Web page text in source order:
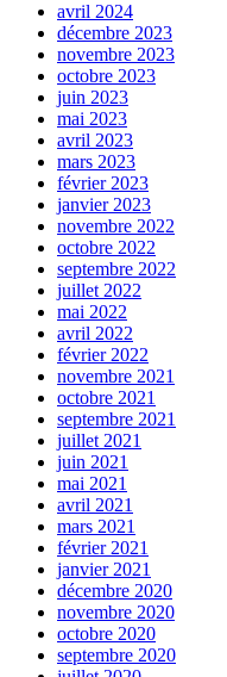
avril 2024
décembre 2023
novembre 2023
octobre 2023
juin 2023
mai 2023
avril 2023
mars 2023
février 2023
janvier 2023
novembre 2022
octobre 2022
septembre 2022
juillet 2022
mai 2022
avril 2022
février 2022
novembre 2021
octobre 2021
septembre 2021
juillet 2021
juin 2021
mai 2021
avril 2021
mars 2021
février 2021
janvier 2021
décembre 2020
novembre 2020
octobre 2020
septembre 2020